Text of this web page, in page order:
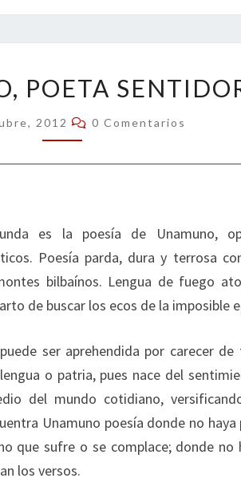
POETA
SENTIDOR
POETA
2012 Comentarios
0 Comentarios
es la poesía de Unamuno,
Poesía parda, dura y terrosa
bilbaínos. Lengua de fuego
de buscar los ecos de la imposible
ser aprehendida por carecer
o patria, pues nace del
del mundo cotidiano,
Unamuno poesía donde no haya
que sufre o se complace; donde no
los versos.